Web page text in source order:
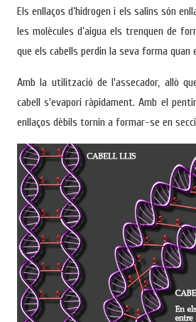
Els enllaços d’hidrogen i els salins són
les molècules d’aigua els trenquen de
que els cabells perdin la seva forma quan
Amb la utilització de l'assecador, allò
cabell s'evapori ràpidament. Amb el
enllaços dèbils tornin a formar-se en